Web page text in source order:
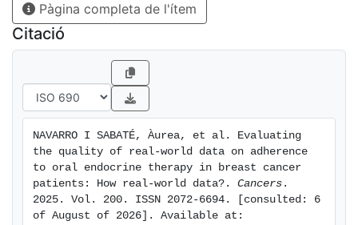
Pàgina completa de l'ítem
Citació
NAVARRO I SABATÉ, Àurea, et al. Evaluating
the quality of real-world data on adherence
to oral endocrine therapy in breast cancer
patients: How real-world data?. Cancers .
2025. Vol. 200. ISSN 2072-6694. [consulted: 6
of August of 2026]. Available at: